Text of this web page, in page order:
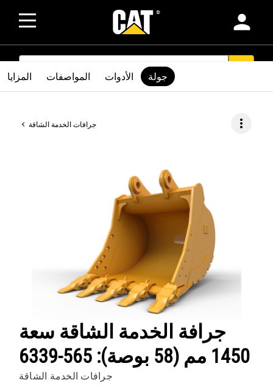
person
SEARCH
جرافات الخدمة الشاقة more_vert
جرافة الخدمة الشاقة سعة
1450 مم (58 بوصة): 565-6339
جرافات الخدمة الشاقة
المزايا المواصفات الأدوات جولة